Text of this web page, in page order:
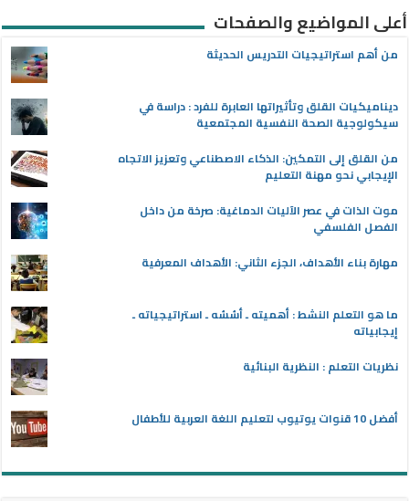
أعلى المواضيع والصفحات
من أهم استراتيجيات التدريس الحديثة
ديناميكيات القلق وتأثيراتها العابرة للفرد : دراسة في
سيكولوجية الصحة النفسية المجتمعية
من القلق إلى التمكين: الذكاء الاصطناعي وتعزيز الاتجاه
الإيجابي نحو مهنة التعليم
موت الذات في عصر الآليات الدماغية: صرخة من داخل
الفصل الفلسفي
مهارة بناء الأهداف، الجزء الثاني: الأهداف المعرفية
ما هو التعلم النشط : أهميته ـ أسُسُه ـ استراتيجياته ـ
إيجابياته
نظريات التعلم : النظرية البنائية
أفضل 10 قنوات يوتيوب لتعليم اللغة العربية للأطفال